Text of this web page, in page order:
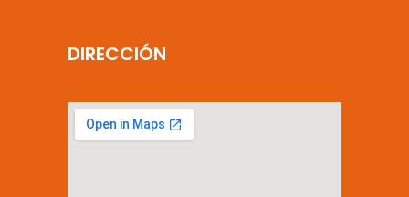
DIRECCIÓN